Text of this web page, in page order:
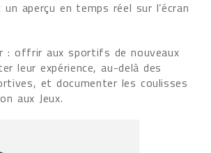
aperçu en temps réel sur l’écran
: offrir aux sportifs de nouveaux
leur expérience, au-delà des
et documenter les coulisses
aux Jeux.